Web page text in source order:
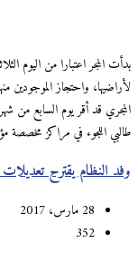
بدأت المجر اعتبارا من اليوم
لأراضيها، واحتجاز الموجودين
المجري قد أقر يوم السابع من
طالبي اللجوء في مراكز مخصصة
وفد النظام يقترح
28 مارس، 2017
352